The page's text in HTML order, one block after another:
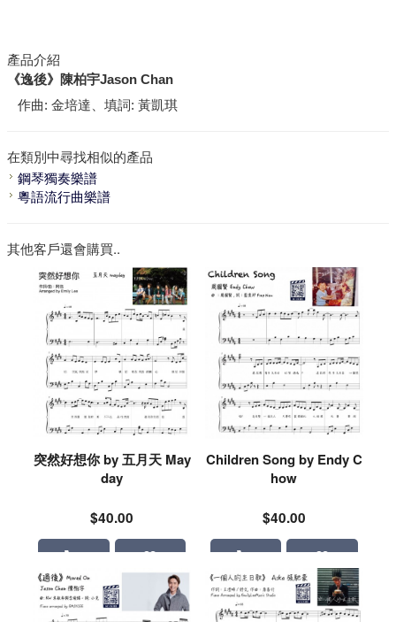
產品介紹
《逸後》陳柏宇Jason Chan
作曲: 金培達、 填詞: 黃凱琪
在類別中尋找相似的產品
鋼琴獨奏樂譜
粵語流行曲樂譜
其他客戶還會購買..
突然好想你 by 五月天 May
day
$40.00
Children Song by Endy C
how
$40.00